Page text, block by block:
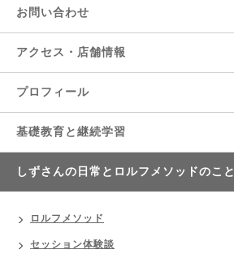
お問い合わせ
アクセス・店舗情報
プロフィール
基礎教育と継続学習
しずさんの日常とロルフメソッドのこと
ロルフメソッド
セッション体験談